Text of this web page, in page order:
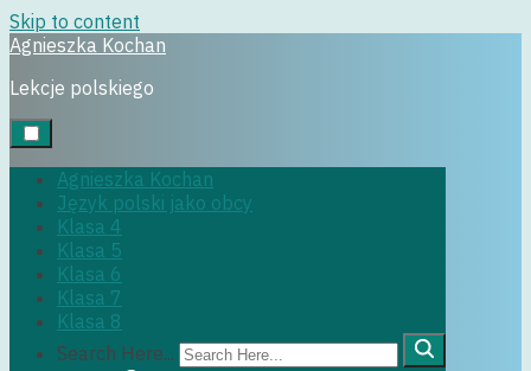
Skip to content
Agnieszka Kochan
Lekcje polskiego
Agnieszka Kochan
Język polski jako obcy
Klasa 4
Klasa 5
Klasa 6
Klasa 7
Klasa 8
Search Here...
klasa4